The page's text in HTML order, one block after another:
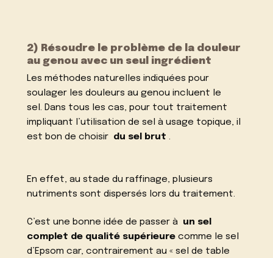
2) Résoudre le problème de la douleur
au genou avec un seul ingrédient
Les méthodes naturelles indiquées pour
soulager les douleurs au genou incluent le
sel. Dans tous les cas, pour tout traitement
impliquant l’utilisation de sel à usage topique, il
est bon de choisir du sel brut .
En effet, au stade du raffinage, plusieurs
nutriments sont dispersés lors du traitement.
C’est une bonne idée de passer à un sel
complet de qualité supérieure comme le sel
d’Epsom car, contrairement au « sel de table